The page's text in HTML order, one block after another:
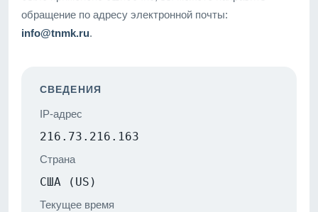
обращение по адресу электронной почты:
info@tnmk.ru.
СВЕДЕНИЯ
IP-адрес
216.73.216.163
Страна
США (US)
Текущее время